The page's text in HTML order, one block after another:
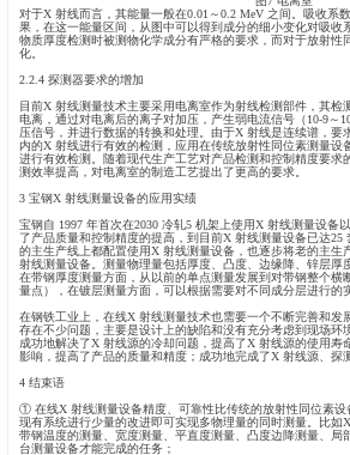
2.1.3 使用上更安全和可靠。
X 射线是加速的热电子碰撞阳极靶产生的
封在源罐中，即使关闭射线源的快门也存
图5 穿
2.2 影响X 射线测量的关键因素
X 射线的能量取决于施加的高压，由于受
用的X 射线源高压一般为160 kV，冷轧使
表1 所示，其能量要小得多，因此穿透物
高压最高在200 kV 左右，如果再增加高
度和凸度的测量通常都是采用放射性同位
表1 常用
2.2.2 X 射线源的冷却
加速热电子在碰撞阳极靶过程中，99%的
产生的热量很大，必须对其进行冷却，冷
际使用过程中经常受到水质、管路等影响